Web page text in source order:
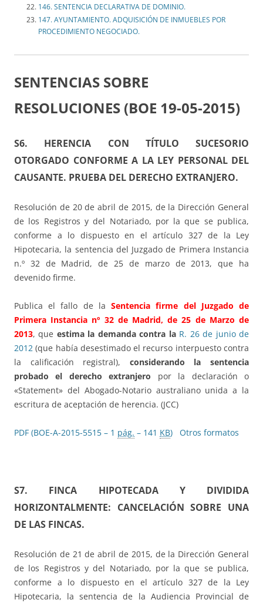
146. SENTENCIA DECLARATIVA DE DOMINIO.
147. AYUNTAMIENTO. ADQUISICIÓN DE INMUEBLES POR
PROCEDIMIENTO NEGOCIADO.
SENTENCIAS SOBRE
RESOLUCIONES (BOE 19-05-2015)
S6. HERENCIA CON TÍTULO SUCESORIO
OTORGADO CONFORME A LA LEY PERSONAL DEL
CAUSANTE. PRUEBA DEL DERECHO EXTRANJERO.
Resolución de 20 de abril de 2015, de la Dirección General
de los Registros y del Notariado, por la que se publica,
conforme a lo dispuesto en el artículo 327 de la Ley
Hipotecaria, la sentencia del Juzgado de Primera Instancia
n.º 32 de Madrid, de 25 de marzo de 2013, que ha
devenido firme.
Publica el fallo de laSentencia firme del Juzgado de
Primera Instancia nº 32 de Madrid, de 25 de Marzo de
2013, que estima la demanda contra la R. 26 de junio de
2012 (que había desestimado el recurso interpuesto contra
la calificación registral), considerando la sentencia
probado el derecho extranjero por la declaración o
«Statement» del Abogado-Notario australiano unida a la
escritura de aceptación de herencia. (JCC)
PDF (BOE-A-2015-5515 – 1 pág. – 141 KB) Otros formatos
S7. FINCA HIPOTECADA Y DIVIDIDA
HORIZONTALMENTE: CANCELACIÓN SOBRE UNA
DE LAS FINCAS.
Resolución de 21 de abril de 2015, de la Dirección General
de los Registros y del Notariado, por la que se publica,
conforme a lo dispuesto en el artículo 327 de la Ley
Hipotecaria, la sentencia de la Audiencia Provincial de